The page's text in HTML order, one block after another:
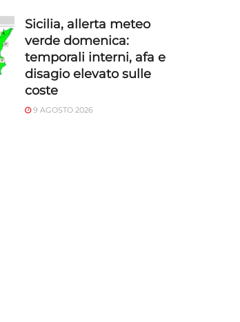
Sicilia, allerta meteo
verde domenica:
temporali interni, afa e
disagio elevato sulle
coste
9 AGOSTO 2026